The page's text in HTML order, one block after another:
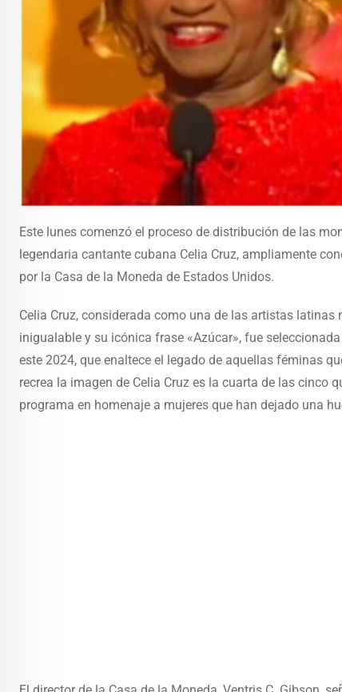
Este lunes comenzó el proceso de distribución de las
legendaria cantante cubana Celia Cruz, ampliamente
por la Casa de la Moneda de Estados Unidos.
Celia Cruz, considerada como una de las artistas
inigualable y su icónica frase «Azúcar», fue
este 2024, que enaltece el legado de aquellas féminas
recrea la imagen de Celia Cruz es la cuarta de las cinco
programa en homenaje a mujeres que han dejado una